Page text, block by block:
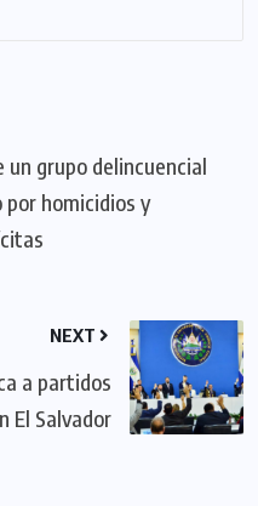
un grupo delincuencial
homicidios y
NEXT
a partidos
El Salvador